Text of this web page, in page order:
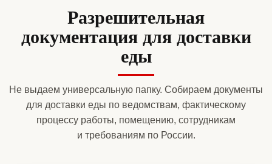
Разрешительная
документация для доставки
еды
Не выдаем универсальную папку. Собираем документы
для доставки еды по ведомствам, фактическому
процессу работы, помещению, сотрудникам
и требованиям по России.